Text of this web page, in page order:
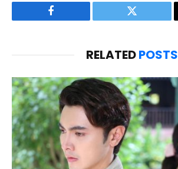
Facebook Twitter
RELATEDPOSTS